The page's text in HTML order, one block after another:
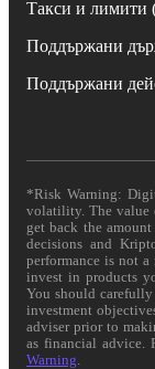
Такси и лимити
Поддържани
Поддържани
*Risk Warning:
volatility. The value
get back the
decisions and
performance is not
invest in products
You should
investment
adviser prior to
as financial advice.
Warning